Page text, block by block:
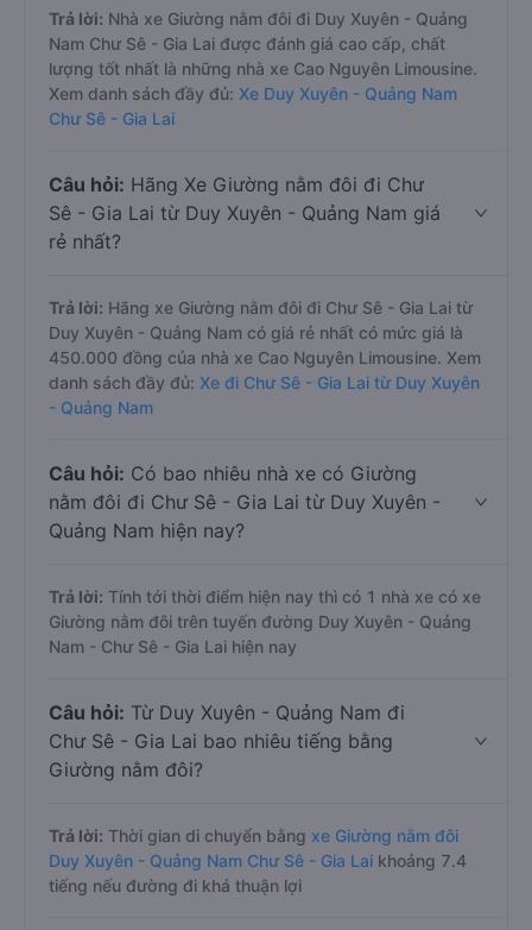
Trả lời: Nhà xe Giường nằm đôi đi Duy Xuyên - Quảng
Nam Chư Sê - Gia Lai được đánh giá cao cấp, chất
lượng tốt nhất là những nhà xe Cao Nguyên Limousine.
Xem danh sách đầy đủ: Xe Duy Xuyên - Quảng Nam
Chư Sê - Gia Lai
Câu hỏi: Hãng Xe Giường nằm đôi đi Chư
Sê - Gia Lai từ Duy Xuyên - Quảng Nam giá
rẻ nhất?
Trả lời: Hãng xe Giường nằm đôi đi Chư Sê - Gia Lai từ
Duy Xuyên - Quảng Nam có giá rẻ nhất có mức giá là
450.000 đồng của nhà xe Cao Nguyên Limousine. Xem
danh sách đầy đủ: Xe đi Chư Sê - Gia Lai từ Duy Xuyên
- Quảng Nam
Câu hỏi: Có bao nhiêu nhà xe có Giường
nằm đôi đi Chư Sê - Gia Lai từ Duy Xuyên -
Quảng Nam hiện nay?
Trả lời: Tính tới thời điểm hiện nay thì có 1 nhà xe có xe
Giường nằm đôi trên tuyến đường Duy Xuyên - Quảng
Nam - Chư Sê - Gia Lai hiện nay
Câu hỏi: Từ Duy Xuyên - Quảng Nam đi
Chư Sê - Gia Lai bao nhiêu tiếng bằng
Giường nằm đôi?
Trả lời: Thời gian di chuyển bằng xe Giường nằm đôi
Duy Xuyên - Quảng Nam Chư Sê - Gia Lai khoảng 7.4
tiếng nếu đường đi khá thuận lợi